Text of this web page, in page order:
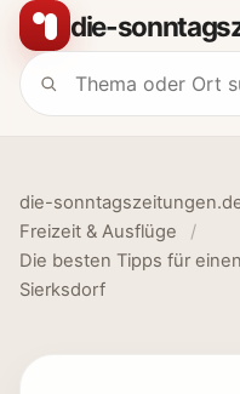
Zum Inhalt springen
die-
Suche nach:
die-
Freizeit & Ausflüge
Die besten Tipps für
Sierksdorf